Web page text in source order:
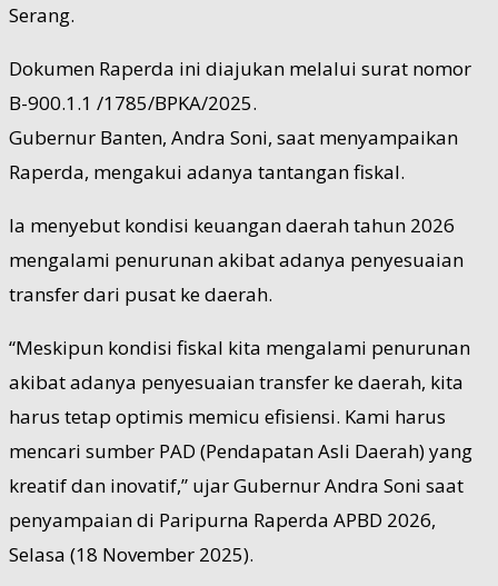
Serang.
Dokumen Raperda ini diajukan melalui surat nomor
B-900.1.1 /1785/BPKA/2025.
Gubernur Banten, Andra Soni, saat menyampaikan
Raperda, mengakui adanya tantangan fiskal.
Ia menyebut kondisi keuangan daerah tahun 2026
mengalami penurunan akibat adanya penyesuaian
transfer dari pusat ke daerah.
“Meskipun kondisi fiskal kita mengalami penurunan
akibat adanya penyesuaian transfer ke daerah, kita
harus tetap optimis memicu efisiensi. Kami harus
mencari sumber PAD (Pendapatan Asli Daerah) yang
kreatif dan inovatif,” ujar Gubernur Andra Soni saat
penyampaian di Paripurna Raperda APBD 2026,
Selasa (18 November 2025).